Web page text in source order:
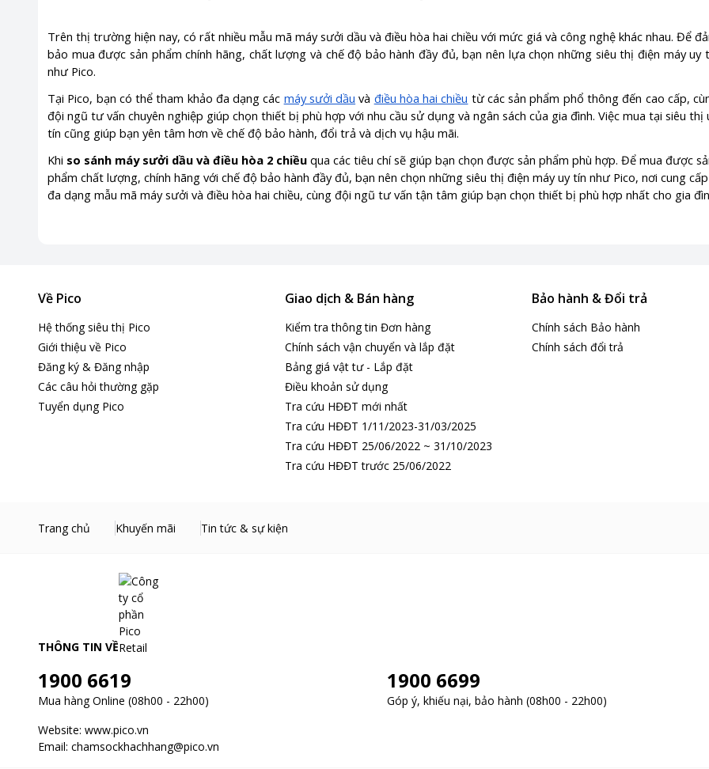
Trên thị trường hiện nay, có rất nhiều mẫu mã máy sưởi dầu và điều hòa hai chiều với mức giá và công nghệ khác nhau. Để
bảo mua được sản phẩm chính hãng, chất lượng và chế độ bảo hành đầy đủ, bạn nên lựa chọn những siêu thị điện máy uy
như Pico.
Tại Pico, bạn có thể tham khảo đa dạng các máy sưởi dầu và điều hòa hai chiều từ các sản phẩm phổ thông đến cao cấp,
đội ngũ tư vấn chuyên nghiệp giúp chọn thiết bị phù hợp với nhu cầu sử dụng và ngân sách của gia đình. Việc mua tại siêu thị
tín cũng giúp bạn yên tâm hơn về chế độ bảo hành, đổi trả và dịch vụ hậu mãi.
Khi so sánh máy sưởi dầu và điều hòa 2 chiều qua các tiêu chí sẽ giúp bạn chọn được sản phẩm phù hợp. Để mua được
phẩm chất lượng, chính hãng với chế độ bảo hành đầy đủ, bạn nên chọn những siêu thị điện máy uy tín như Pico, nơi cung cấp
đa dạng mẫu mã máy sưởi và điều hòa hai chiều, cùng đội ngũ tư vấn tận tâm giúp bạn chọn thiết bị phù hợp nhất cho gia
Về Pico
Hệ thống siêu thị Pico
Giới thiệu về Pico
Đăng ký & Đăng nhập
Các câu hỏi thường gặp
Tuyển dụng Pico
Giao dịch & Bán hàng
Kiểm tra thông tin Đơn hàng
Chính sách vận chuyển và lắp đặt
Bảng giá vật tư - Lắp đặt
Điều khoản sử dụng
Tra cứu HĐĐT mới nhất
Tra cứu HĐĐT 1/11/2023-31/03/2025
Tra cứu HĐĐT 25/06/2022 ~ 31/10/2023
Tra cứu HĐĐT trước 25/06/2022
Bảo hành & Đổi trả
Chính sách Bảo hành
Chính sách đổi trả
Trang chủ Khuyến mãi Tin tức & sự kiện
THÔNG TIN VỀ
1900 6619
Mua hàng Online (08h00 - 22h00)
1900 6699
Góp ý, khiếu nại, bảo hành (08h00 - 22h00)
Website: www.pico.vn
Email: chamsockhachhang@pico.vn